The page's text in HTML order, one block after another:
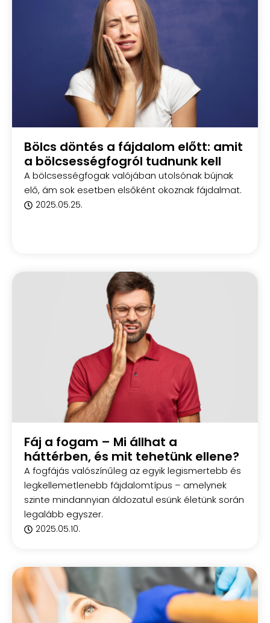
Bölcs döntés a fájdalom előtt: amit
a bölcsességfogról tudnunk kell
A bölcsességfogak valójában utolsónak bújnak
elő, ám sok esetben elsőként okoznak fájdalmat.
2025.05.25.
Fáj a fogam – Mi állhat a
háttérben, és mit tehetünk ellene?
A fogfájás valószínűleg az egyik legismertebb és
legkellemetlenebb fájdalomtípus – amelynek
szinte mindannyian áldozatul esünk életünk során
legalább egyszer.
2025.05.10.